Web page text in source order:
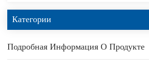
Категории
Подробная Информация О Продукте